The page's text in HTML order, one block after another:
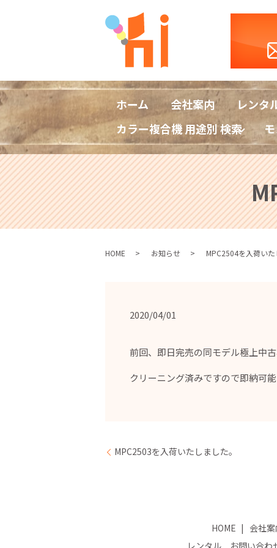
ホーム 会社案内 レンタ
カラー複合機 用途別 検索
HOME お知らせ MPC2504を入荷いた
2020/04/01
前回、即日完売の同モデル極上中
クリーニング済みですので即納可
MPC2503を入荷いたしました。
HOME 会社案
レンタル お問い合わ